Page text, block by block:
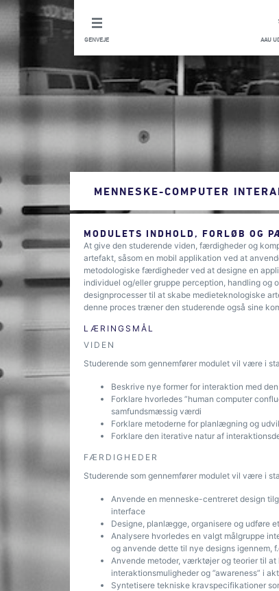
GENVEJE AAU
MENNESKE-COMPUTER
MODULETS INDHOLD, FORLØB OG
At give den studerende viden, færdigheder og
artefakt, såsom en mobil applikation ved at
metodologiske færdigheder ved at designe en
individuel og/eller gruppe perception, handling og
designprocesser til at skabe medieteknologiske
denne proces træner den studerende også sine
LÆRINGSMÅL
VIDEN
Studerende som gennemfører modulet vil være i
Beskrive nye former for interaktion med
Forklare hvorledes ”human computer
samfundsmæssig værdi
Forklare metoderne for planlægning og
Forklare den iterative natur af
FÆRDIGHEDER
Studerende som gennemfører modulet vil være i
Anvende en menneske-centreret design
interface
Designe, planlægge, organisere og udføre
Analysere hvorledes en valgt målgruppe
og anvende dette til nye designs igennem,
Anvende metoder, værktøjer og teorier til
interaktionsmuligheder og ”awareness” i
Syntetisere tekniske kravspecifikationer